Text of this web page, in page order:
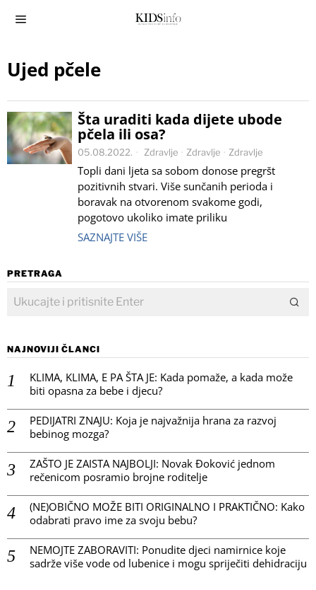
Ujed pčele
Šta uraditi kada dijete ubode
pčela ili osa?
05.08.2022. Zdravlje · Zdravlje · Zdravlje
Topli dani ljeta sa sobom donose pregršt
pozitivnih stvari. Više sunčanih perioda i
boravak na otvorenom svakome godi,
pogotovo ukoliko imate priliku
SAZNAJTE VIŠE
PRETRAGA
NAJNOVIJI ČLANCI
KLIMA, KLIMA, E PA ŠTA JE: Kada pomaže, a kada može
biti opasna za bebe i djecu?
PEDIJATRI ZNAJU: Koja je najvažnija hrana za razvoj
bebinog mozga?
ZAŠTO JE ZAISTA NAJBOLJI: Novak Đoković jednom
rečenicom posramio brojne roditelje
(NE)OBIČNO MOŽE BITI ORIGINALNO I PRAKTIČNO: Kako
odabrati pravo ime za svoju bebu?
NEMOJTE ZABORAVITI: Ponudite djeci namirnice koje
sadrže više vode od lubenice i mogu spriječiti dehidraciju